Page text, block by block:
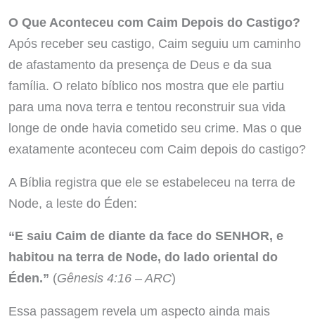
O Que Aconteceu com Caim Depois do Castigo?
Após receber seu castigo, Caim seguiu um caminho
de afastamento da presença de Deus e da sua
família. O relato bíblico nos mostra que ele partiu
para uma nova terra e tentou reconstruir sua vida
longe de onde havia cometido seu crime. Mas o que
exatamente aconteceu com Caim depois do castigo?
A Bíblia registra que ele se estabeleceu na terra de
Node, a leste do Éden:
“E saiu Caim de diante da face do SENHOR, e
habitou na terra de Node, do lado oriental do
Éden.” (Gênesis 4:16 – ARC)
Essa passagem revela um aspecto ainda mais